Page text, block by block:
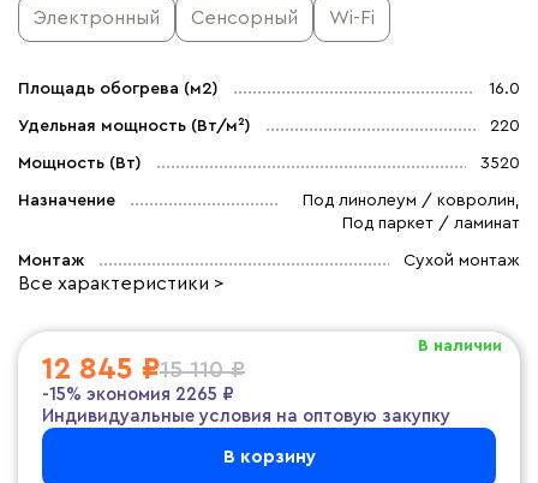
Электронный Сенсорный Wi-Fi
Площадь обогрева (м2) 16.0
Удельная мощность (Вт/м²) 220
Мощность (Вт) 3520
Назначение
Под линолеум / ковролин,
Под паркет / ламинат
Монтаж Сухой монтаж
Все характеристики >
В наличии
12 845 ₽15 110 ₽
-15% экономия 2265 ₽
Индивидуальные условия на оптовую закупку
В корзину